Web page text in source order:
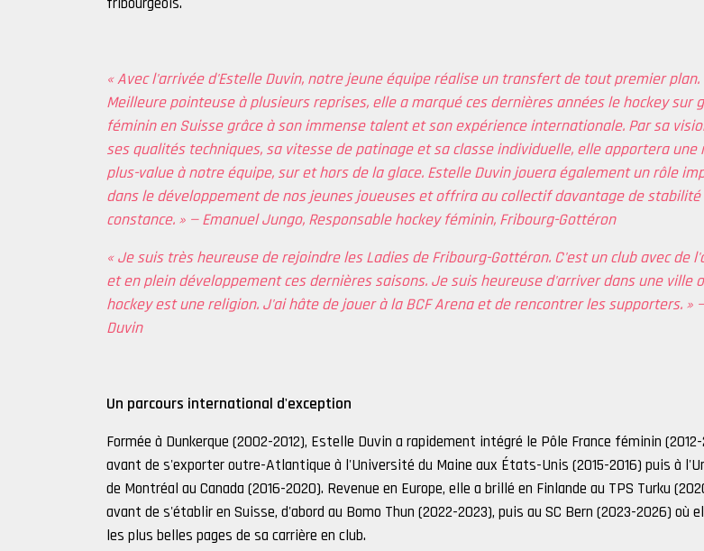
« Avec l'arrivée d'Estelle Duvin, notre jeune équipe réalise un transfert de tout premier plan.
Meilleure pointeuse à plusieurs reprises, elle a marqué ces dernières années le hockey sur
féminin en Suisse grâce à son immense talent et son expérience internationale. Par sa
ses qualités techniques, sa vitesse de patinage et sa classe individuelle, elle apportera une
plus-value à notre équipe, sur et hors de la glace. Estelle Duvin jouera également un rôle
dans le développement de nos jeunes joueuses et offrira au collectif davantage de
constance. » — Emanuel Jungo, Responsable hockey féminin, Fribourg-Gottéron
« Je suis très heureuse de rejoindre les Ladies de Fribourg-Gottéron. C'est un club avec de
et en plein développement ces dernières saisons. Je suis heureuse d'arriver dans une ville
hockey est une religion. J'ai hâte de jouer à la BCF Arena et de rencontrer les supporters. »
Duvin
Un parcours international d'exception
Formée à Dunkerque (2002-2012), Estelle Duvin a rapidement intégré le Pôle France féminin (2012-
avant de s'exporter outre-Atlantique à l'Université du Maine aux États-Unis (2015-2016) puis à
de Montréal au Canada (2016-2020). Revenue en Europe, elle a brillé en Finlande au TPS Turku
avant de s'établir en Suisse, d'abord au Bomo Thun (2022-2023), puis au SC Bern (2023-2026) où
les plus belles pages de sa carrière en club.